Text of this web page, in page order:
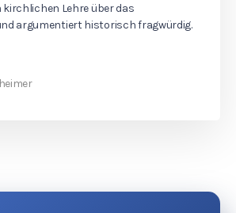
Lehre über das
argumentiert historisch fragwürdig.